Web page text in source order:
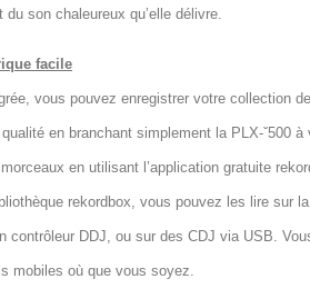
son chaleureux qu’elle délivre.
facile
vous pouvez enregistrer votre collection
en branchant simplement la PLX-ˇ500
en utilisant l’application gratuite
rekordbox, vous pouvez les lire sur
contrôleur DDJ, ou sur des CDJ via USB.
mobiles où que vous soyez.